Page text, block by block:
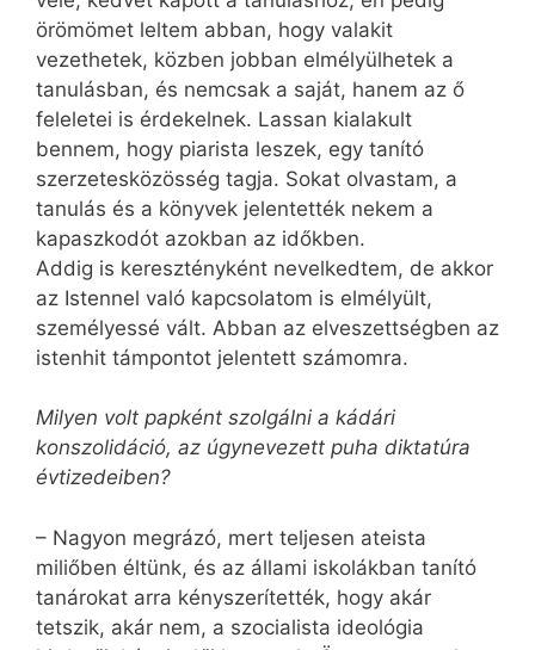
örömömet leltem abban, hogy valakit
vezethetek, közben jobban elmélyülhetek a
tanulásban, és nemcsak a saját, hanem az ő
feleletei is érdekelnek. Lassan kialakult
bennem, hogy piarista leszek, egy tanító
szerzetesközösség tagja. Sokat olvastam, a
tanulás és a könyvek jelentették nekem a
kapaszkodót azokban az időkben.
Addig is keresztényként nevelkedtem, de akkor
az Istennel való kapcsolatom is elmélyült,
személyessé vált. Abban az elveszettségben az
istenhit támpontot jelentett számomra.
Milyen volt papként szolgálni a kádári
konszolidáció, az úgynevezett puha diktatúra
évtizedeiben?
– Nagyon megrázó, mert teljesen ateista
miliőben éltünk, és az állami iskolákban tanító
tanárokat arra kényszerítették, hogy akár
tetszik, akár nem, a szocialista ideológia